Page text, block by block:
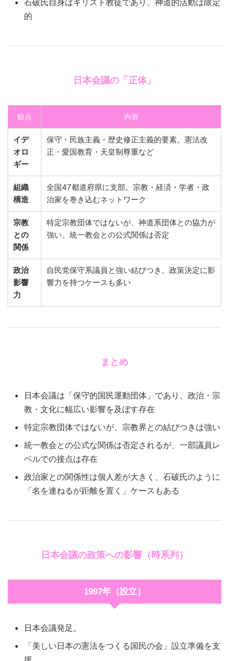
石破氏自身はキリスト教徒であり、神道的活動は限定
的
日本会議の「正体」
観点 内容
イデ
オロ
ギー
保守・民族主義・歴史修正主義的要素。憲法改
正・愛国教育・天皇制尊重など
組織
構造
全国47都道府県に支部。宗教・経済・学者・政
治家を巻き込むネットワーク
宗教
との
関係
特定宗教団体ではないが、神道系団体との協力が
強い。統一教会との公式関係は否定
政治
影響
力
自民党保守系議員と強い結びつき。政策決定に影
響力を持つケースも多い
まとめ
日本会議は「保守的国民運動団体」であり、政治・宗
教・文化に幅広い影響を及ぼす存在
特定宗教団体ではないが、宗教界との結びつきは強い
統一教会との公式な関係は否定されるが、一部議員レ
ベルでの接点は存在
政治家との関係性は個人差が大きく、石破氏のように
「名を連ねるが距離を置く」ケースもある
日本会議の政策への影響（時系列）
1997年（設立）
日本会議発足。
「美しい日本の憲法をつくる国民の会」設立準備を支